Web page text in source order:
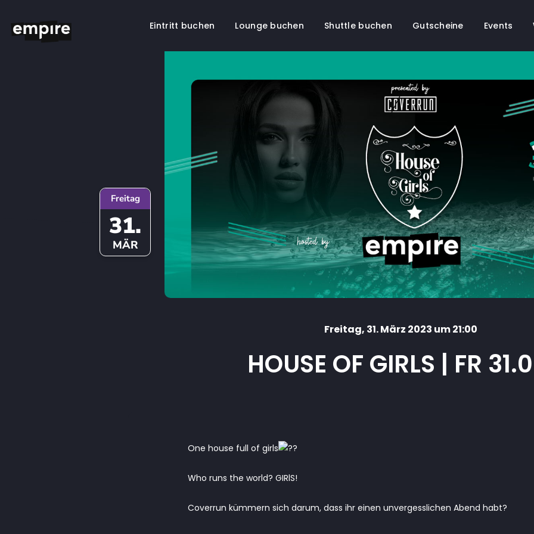
Eintritt buchen Lounge buchen Shuttle buchen Gutscheine Events
Freitag
31.
MÄR
Freitag, 31. März 2023 um 21:00
HOUSE OF GIRLS | FR
One house full of girls
Who runs the world? GIRlS!
Coverrun kümmern sich darum, dass ihr einen unvergesslichen Abend habt?